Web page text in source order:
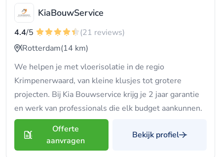
KiaBouwService
4.4/5
(21 reviews)
Rotterdam(14 km)
We helpen je met vloerisolatie in de regio
Krimpenerwaard, van kleine klusjes tot grotere
projecten. Bij Kia Bouwservice krijg je 2 jaar garantie
en werk van professionals die elk budget aankunnen.
Offerte
aanvragen
Bekijk profiel